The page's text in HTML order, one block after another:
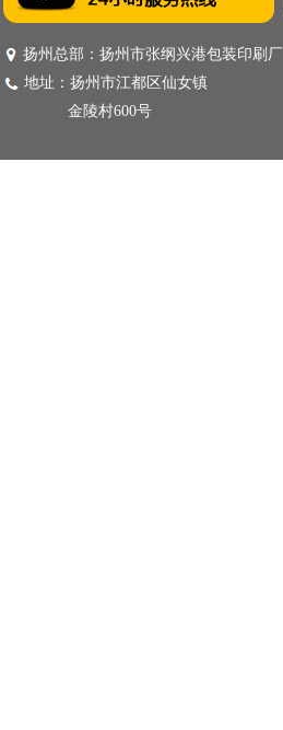
扬州总部：扬州市张纲兴港包装印刷厂
地址：扬州市江都区仙女镇
金陵村600号